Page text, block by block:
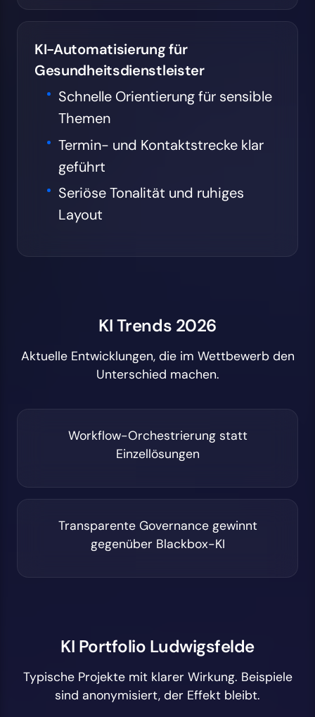
KI-Automatisierung für
Gesundheitsdienstleister
Schnelle Orientierung für sensible
Themen
Termin- und Kontaktstrecke klar
geführt
Seriöse Tonalität und ruhiges
Layout
KI Trends 2026
Aktuelle Entwicklungen, die im Wettbewerb den
Unterschied machen.
Workflow-Orchestrierung statt
Einzellösungen
Transparente Governance gewinnt
gegenüber Blackbox-KI
KI Portfolio Ludwigsfelde
Typische Projekte mit klarer Wirkung. Beispiele
sind anonymisiert, der Effekt bleibt.